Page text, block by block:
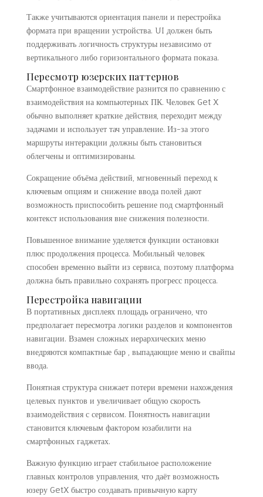
Также учитываются ориентация панели и перестройка
формата при вращении устройства. UI должен быть
поддерживать логичность структуры независимо от
вертикального либо горизонтального формата показа.
Пересмотр юзерских паттернов
Смартфонное взаимодействие разнится по сравнению с
взаимодействия на компьютерных ПК. Человек Get X
обычно выполняет краткие действия, переходит между
задачами и использует тач управление. Из-за этого
маршруты интеракции должны быть становиться
облегчены и оптимизированы.
Сокращение объёма действий, мгновенный переход к
ключевым опциям и снижение ввода полей дают
возможность приспособить решение под смартфонный
контекст использования вне снижения полезности.
Повышенное внимание уделяется функции остановки
плюс продолжения процесса. Мобильный человек
способен временно выйти из сервиса, поэтому платформа
должна быть правильно сохранять прогресс процесса.
Перестройка навигации
В портативных дисплеях площадь ограничено, что
предполагает пересмотра логики разделов и компонентов
навигации. Взамен сложных иерархических меню
внедряются компактные бар , выпадающие меню и свайпы
ввода.
Понятная структура снижает потери времени нахождения
целевых пунктов и увеличивает общую скорость
взаимодействия с сервисом. Понятность навигации
становится ключевым фактором юзабилити на
смартфонных гаджетах.
Важную функцию играет стабильное расположение
главных контролов управления, что даёт возможность
юзеру GetX быстро создавать привычную карту